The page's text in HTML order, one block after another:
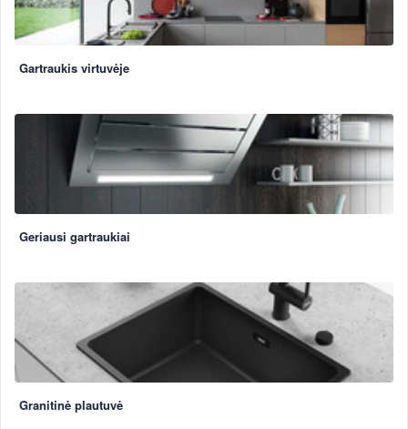
Gartraukis virtuvėje
Geriausi gartraukiai
Granitinė plautuvė